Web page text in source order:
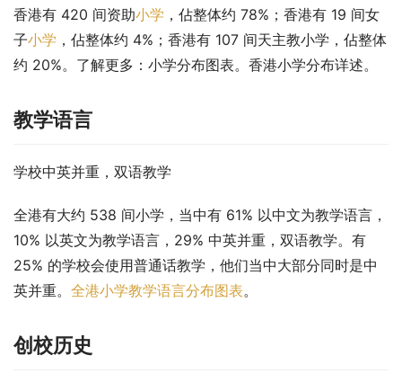
香港有 420 间资助小学 ，佔整体约 78%；香港有 19 间女
子小学 ，佔整体约 4%；香港有 107 间天主教小学，佔整体
约 20%。了解更多：小学分布图表。香港小学分布详述。
教学语言
学校中英并重，双语教学
全港有大约 538 间小学，当中有 61% 以中文为教学语言，
10% 以英文为教学语言，29% 中英并重，双语教学。有
25% 的学校会使用普通话教学，他们当中大部分同时是中
英并重。 全港小学教学语言分布图表。
创校历史